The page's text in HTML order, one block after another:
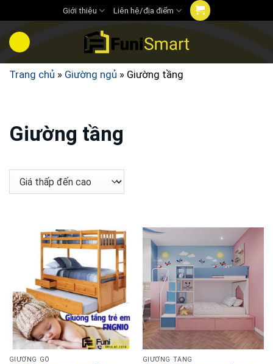
đến
nội
dung
Giới thiệu Liên hệ/địa điểm
Trang chủ » Giường ngủ » Giường tầng
Giường tầng
GIƯỜNG GỖ GIƯỜNG TẦNG